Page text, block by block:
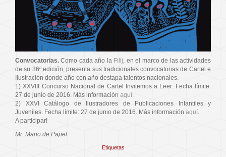
Convocatorias. Como cada año la Filij
, en el marco de las actividades
de su 36ª edición, presenta sus tradicionales convocatorias de Cartel e
Ilustración donde año con año destapa talentos nacionales.
1) XXVIII Concurso Nacional de Cartel Invitemos a Leer. Fecha límite:
27 de junio de 2016. Más información aquí
2) XXVI Catálogo de Ilustradores de Publicaciones Infantiles y
Juveniles. Fecha límite: 27 de junio de 2016. Más información aquí
A participar!
Mr. Mano de Papel
Etiquetas